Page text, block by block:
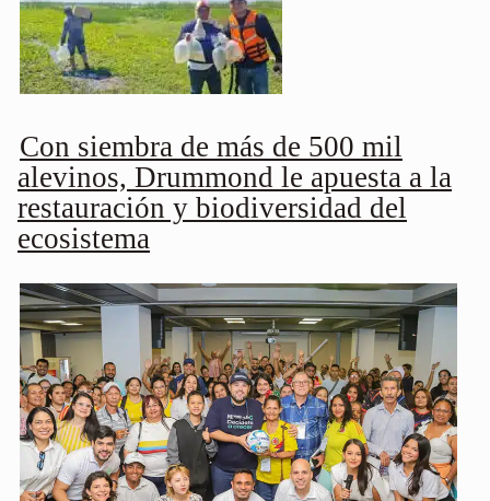
Con siembra de más de 500 mil
alevinos, Drummond le apuesta a la
restauración y biodiversidad del
ecosistema